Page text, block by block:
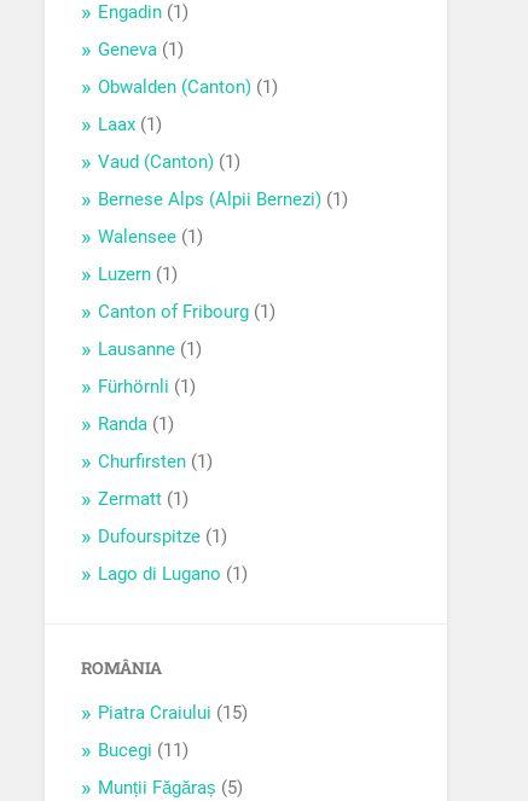
Engadin (1)
Geneva (1)
Obwalden (Canton) (1)
Laax (1)
Vaud (Canton) (1)
Bernese Alps (Alpii Bernezi) (1)
Walensee (1)
Luzern (1)
Canton of Fribourg (1)
Lausanne (1)
Fürhörnli (1)
Randa (1)
Churfirsten (1)
Zermatt (1)
Dufourspitze (1)
Lago di Lugano (1)
ROMÂNIA
Piatra Craiului (15)
Bucegi (11)
Munții Făgăraș (5)